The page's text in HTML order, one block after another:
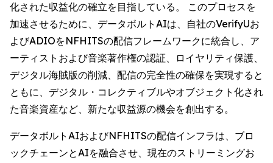
化された収益化の確立を目指している。 このプロセスを
加速させるために、データボルトAIは、自社のVerifyUお
よびADIOをNFHITSの配信フレームワークに統合し、ア
ーティストおよび音楽著作権の認証、ロイヤリティ保護、
デジタル海賊版の削減、配信の完全性の確保を実現すると
ともに、デジタル・コレクティブルやオブジェクト化され
た音楽資産など、新たな収益源の機会を創出する。
データボルトAIおよびNFHITSの配信インフラは、ブロ
ックチェーンとAIを融合させ、現在のストリーミングお